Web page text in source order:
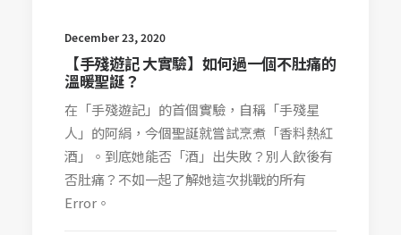
December 23, 2020
【手殘遊記 大實驗】如何過一個不肚痛的
溫暖聖誕？
在「手殘遊記」的首個實驗，自稱「手殘星
人」的阿絹，今個聖誕就嘗試烹煮「香料熱紅
酒」。到底她能否「酒」出失敗？別人飲後有
否肚痛？不如一起了解她這次挑戰的所有
Error。